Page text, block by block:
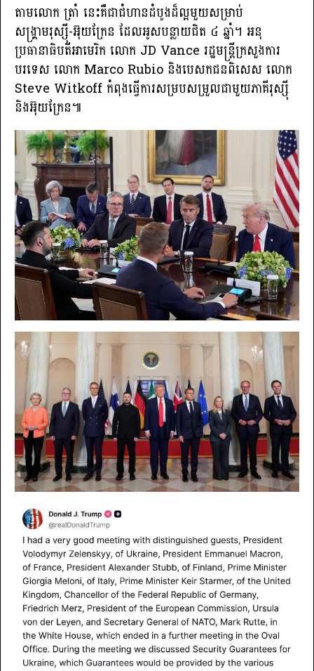
តាមលោក ត្រាំ នេះគឺជាជំហានដំបូងដ៏ល្អមួយសម្រាប់
សង្រ្គាមរុស្ស៉ី-អ៊ុយក្រែន​ ដែលអូសបន្លាយជិត ៤ ឆ្នាំ។ អនុ
ប្រធានាធិបតីអាមេរិក លោក JD Vance រដ្ឋមន្រ្តីក្រសួងការ
បរទេស លោក Marco Rubio និងបេសកជនពិសេស លោក​
Steve Witkoff កំពុងធ្វេីការសម្របសម្រួលជាមួយភាគីរុស្ស៉ី
និងអ៊ុយក្រែន៕